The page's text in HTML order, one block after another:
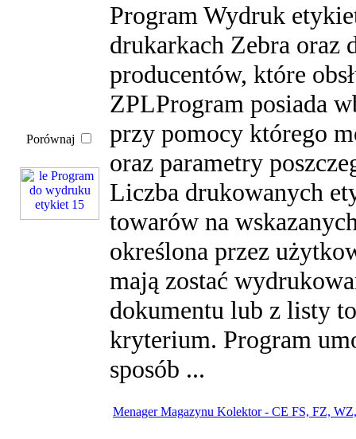
Porównaj
Program Wydruk
drukarkach Zebra oraz
producentów, które
ZPLProgram posiada
przy pomocy którego
oraz parametry
Liczba drukowanych
towarów na
określona przez
mają zostać
dokumentu lub z listy
kryterium. Program
sposób ...
Menager Magazynu Kolektor - CE FS, FZ,